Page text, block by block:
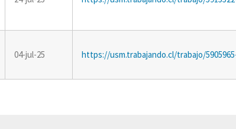
04-jul-25 https://usm.trabajando.cl/trabajo/